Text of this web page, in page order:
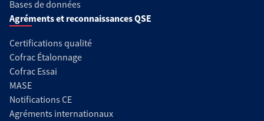
Bases de données
Agréments et reconnaissances QSE
Certifications qualité
Cofrac Étalonnage
Cofrac Essai
MASE
Notifications CE
Agréments internationaux